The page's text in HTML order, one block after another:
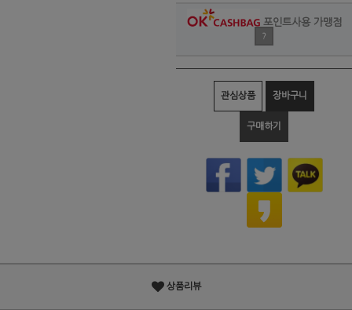
포인트사용 가맹점
?
관심상품 장바구니
구매하기
상품리뷰